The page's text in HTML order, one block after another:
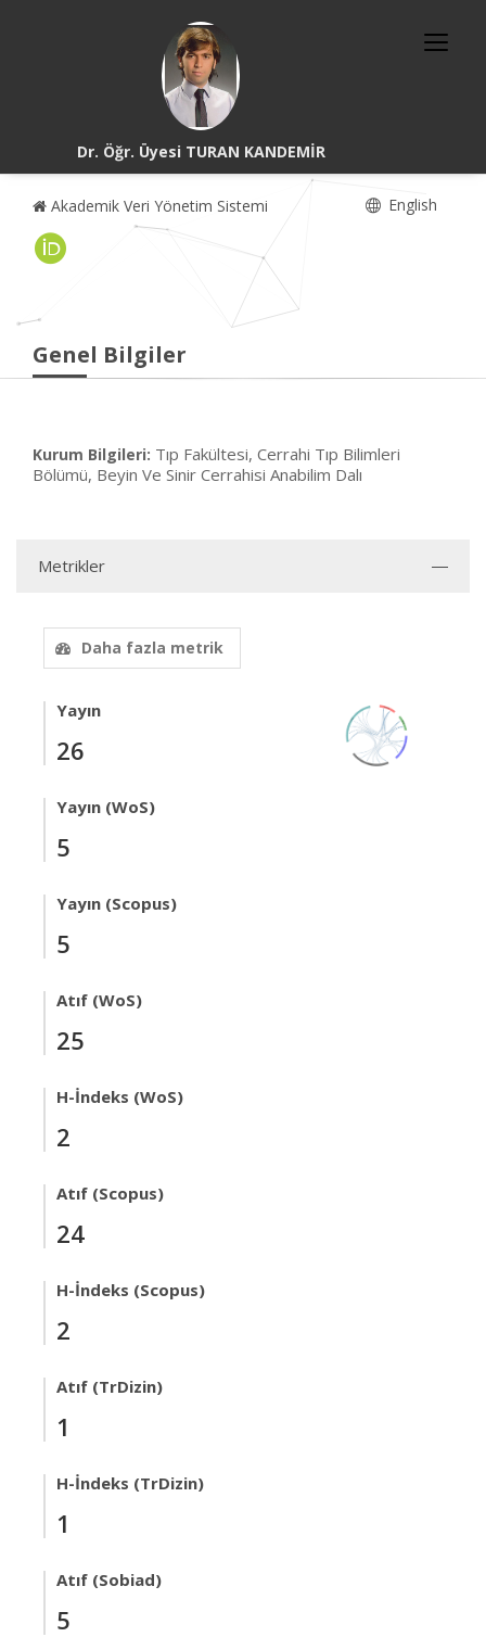
Dr. Öğr. Üyesi TURAN KANDEMİR
Akademik Veri Yönetim Sistemi English
Genel Bilgiler
Kurum Bilgileri: Tıp Fakültesi, Cerrahi Tıp Bilimleri
Bölümü, Beyin Ve Sinir Cerrahisi Anabilim Dalı
Metrikler
Daha fazla metrik
Yayın
26
Yayın (WoS)
5
Yayın (Scopus)
5
Atıf (WoS)
25
H-İndeks (WoS)
2
Atıf (Scopus)
24
H-İndeks (Scopus)
2
Atıf (TrDizin)
1
H-İndeks (TrDizin)
1
Atıf (Sobiad)
5